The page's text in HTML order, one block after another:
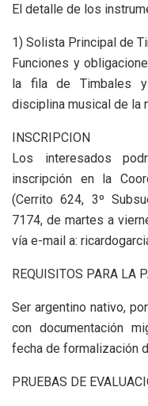
El detalle de los
1) Solista Principal de
Funciones y
la fila de Timbales
disciplina musical de la
INSCRIPCION
Los interesados
inscripción en la
(Cerrito 624, 3º
7174, de martes a
vía e-mail a:
REQUISITOS PARA LA
Ser argentino nativo,
con documentación
fecha de formalización
PRUEBAS DE